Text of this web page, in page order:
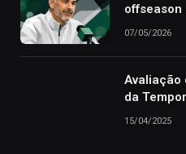
offseason
07/05/2026
Avaliação
da
15/04/2025